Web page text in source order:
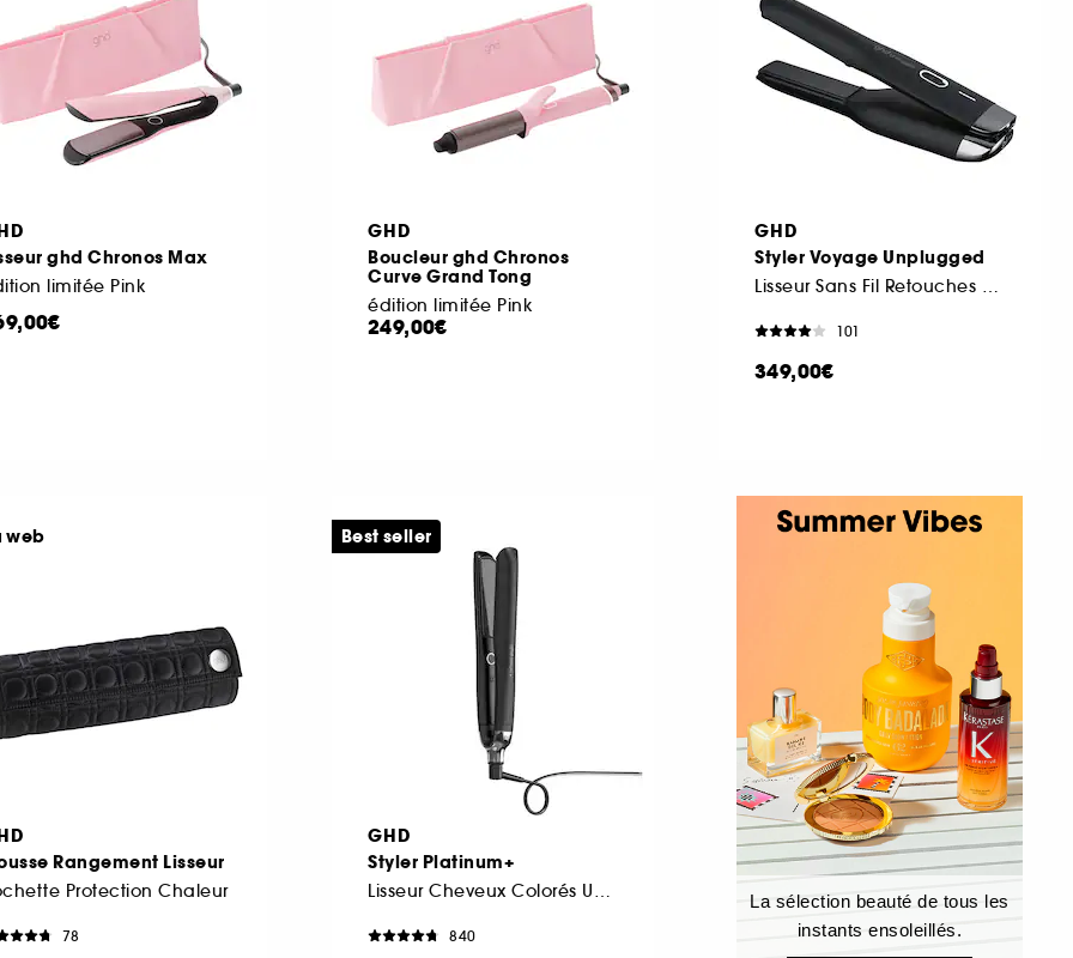
ghd Chronos Max
limitée Pink
GHD
Boucleur ghd Chronos
Curve Grand Tong
édition limitée Pink
249,00€
GHD
Styler Voyage Unplugged
101
349,00€
Rangement Lisseur
Protection Chaleur
78
web
GHD
Styler Platinum+
840
Best seller
La sélection beauté de tous les
instants ensoleillés.